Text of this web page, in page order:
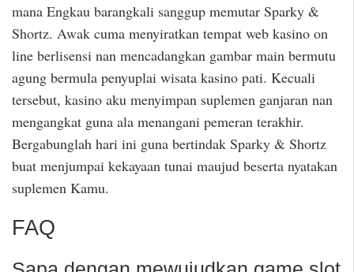
mana Engkau barangkali sanggup memutar Sparky &
Shortz. Awak cuma menyiratkan tempat web kasino on
line berlisensi nan mencadangkan gambar main bermutu
agung bermula penyuplai wisata kasino pati. Kecuali
tersebut, kasino aku menyimpan suplemen ganjaran nan
mengangkat guna ala menangani pemeran terakhir.
Bergabunglah hari ini guna bertindak Sparky & Shortz
buat menjumpai kekayaan tunai maujud beserta nyatakan
suplemen Kamu.
FAQ